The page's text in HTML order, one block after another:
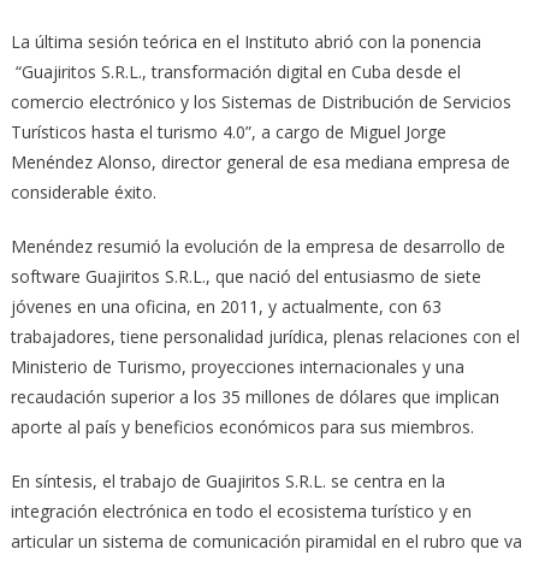
La última sesión teórica en el Instituto abrió con la ponencia
“Guajiritos S.R.L., transformación digital en Cuba desde el
comercio electrónico y los Sistemas de Distribución de Servicios
Turísticos hasta el turismo 4.0”, a cargo de Miguel Jorge
Menéndez Alonso, director general de esa mediana empresa de
considerable éxito.
Menéndez resumió la evolución de la empresa de desarrollo de
software Guajiritos S.R.L., que nació del entusiasmo de siete
jóvenes en una oficina, en 2011, y actualmente, con 63
trabajadores, tiene personalidad jurídica, plenas relaciones con el
Ministerio de Turismo, proyecciones internacionales y una
recaudación superior a los 35 millones de dólares que implican
aporte al país y beneficios económicos para sus miembros.
En síntesis, el trabajo de Guajiritos S.R.L. se centra en la
integración electrónica en todo el ecosistema turístico y en
articular un sistema de comunicación piramidal en el rubro que va